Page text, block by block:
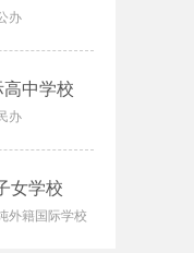
办
中学校
办
女学校
外籍国际学校